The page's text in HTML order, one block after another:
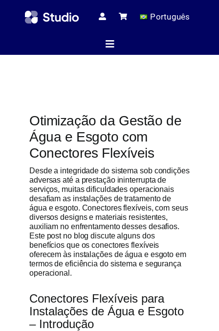
Português
Toggle
Artigos
Otimização da Gestão de
Água e Esgoto com
Conectores Flexíveis
Desde a integridade do sistema sob condições
adversas até a prestação ininterrupta de
serviços, muitas dificuldades operacionais
desafiam as instalações de tratamento de
água e esgoto. Conectores flexíveis, com seus
diversos designs e materiais resistentes,
auxiliam no enfrentamento desses desafios.
Este post no blog discute alguns dos
benefícios que os conectores flexíveis
oferecem às instalações de água e esgoto em
termos de eficiência do sistema e segurança
operacional.
Conectores Flexíveis para
Instalações de Água e Esgoto
– Introdução